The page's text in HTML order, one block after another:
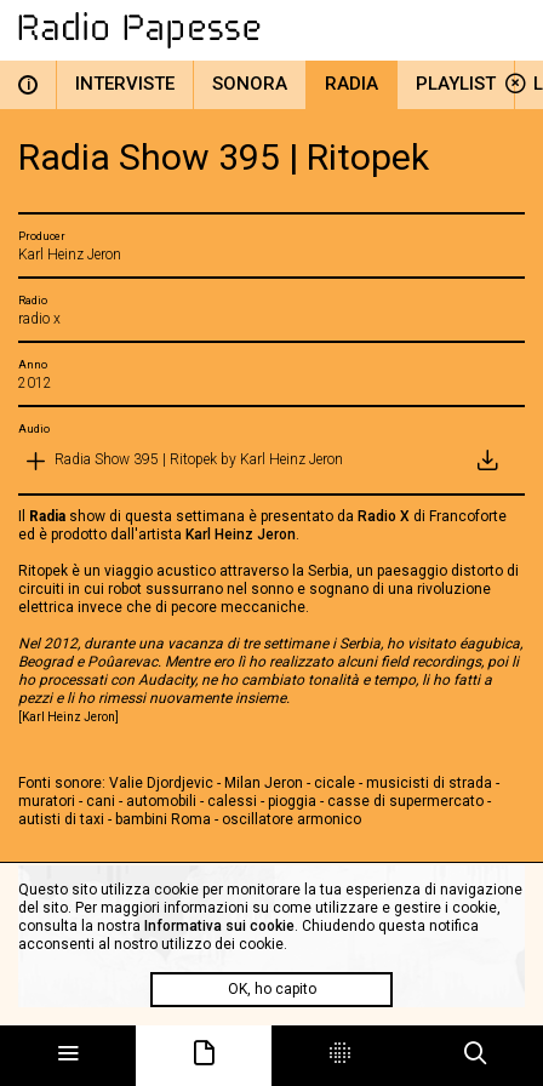
i INTERVISTE SONORA RADIA PLAYLIST
Radia Show 395 | Ritopek
Producer
Karl Heinz Jeron
Radio
radio x
Anno
2012
Audio
Radia Show 395 | Ritopek by Karl Heinz Jeron
Radia show di questa settimana è presentato da Radio X di Francoforte
ed è prodotto dall'artista Karl Heinz Jeron.
Ritopek è un viaggio acustico attraverso la Serbia, un paesaggio distorto di
circuiti in cui robot sussurrano nel sonno e sognano di una rivoluzione
elettrica invece che di pecore meccaniche.
Nel 2012, durante una vacanza di tre settimane i Serbia, ho visitato éagubica,
Beograd e Poûarevac. Mentre ero lì ho realizzato alcuni field recordings, poi li
ho processati con Audacity, ne ho cambiato tonalità e tempo, li ho fatti a
pezzi e li ho rimessi nuovamente insieme.
[Karl Heinz Jeron]
Fonti sonore: Valie Djordjevic - Milan Jeron - cicale - musicisti di strada -
muratori - cani - automobili - calessi - pioggia - casse di supermercato -
autisti di taxi - bambini Roma - oscillatore armonico
Questo sito utilizza cookie per monitorare la tua esperienza di navigazione
del sito. Per maggiori informazioni su come utilizzare e gestire i cookie,
consulta la nostra Informativa sui cookie. Chiudendo questa notifica
acconsenti al nostro utilizzo dei cookie.
OK, ho capito